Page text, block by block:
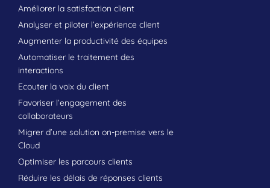
Améliorer la satisfaction client
Analyser et piloter l’expérience client
Augmenter la productivité des équipes
Automatiser le traitement des
interactions
Ecouter la voix du client
Favoriser l’engagement des
collaborateurs
Migrer d’une solution on-premise vers le
Cloud
Optimiser les parcours clients
Réduire les délais de réponses clients